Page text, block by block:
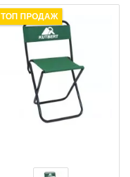
ТОП ПРОДАЖ